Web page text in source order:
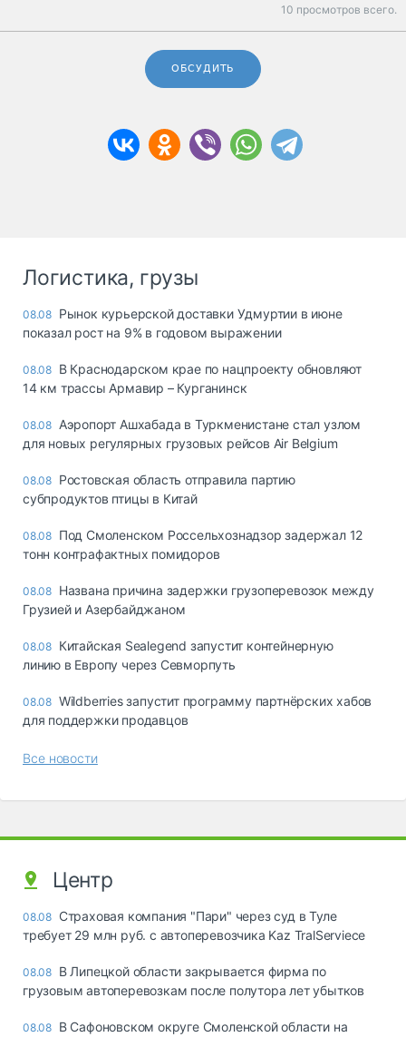
10 просмотров всего.
ОБСУДИТЬ
Логистика, грузы
08.08 Рынок курьерской доставки Удмуртии в июне
показал рост на 9% в годовом выражении
08.08 В Краснодарском крае по нацпроекту обновляют
14 км трассы Армавир – Курганинск
08.08 Аэропорт Ашхабада в Туркменистане стал узлом
для новых регулярных грузовых рейсов Air Belgium
08.08 Ростовская область отправила партию
субпродуктов птицы в Китай
08.08 Под Смоленском Россельхознадзор задержал 12
тонн контрафактных помидоров
08.08 Названа причина задержки грузоперевозок между
Грузией и Азербайджаном
08.08 Китайская Sealegend запустит контейнерную
линию в Европу через Севморпуть
08.08 Wildberries запустит программу партнёрских хабов
для поддержки продавцов
Все новости
Центр
08.08 Страховая компания "Пари" через суд в Туле
требует 29 млн руб. с автоперевозчика Kaz TralServiece
08.08 В Липецкой области закрывается фирма по
грузовым автоперевозкам после полутора лет убытков
08.08 В Сафоновском округе Смоленской области на